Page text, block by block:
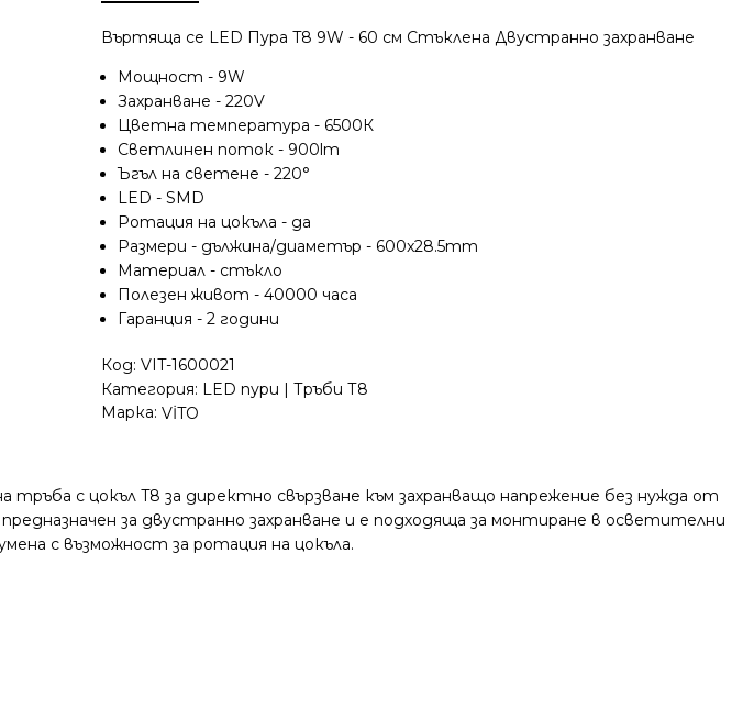
Въртяща се LED Пура T8 9W - 60 см Стъклена Двустранно захранване
Мощност - 9W
Захранване - 220V
Цветна температура - 6500К
Светлинен поток - 900lm
Ъгъл на светене - 220°
LED - SMD
Ротация на цокъла - да
Размери - дължина/диаметър - 600x28.5mm
Материал - стъкло
Полезен живот - 40000 часа
Гаранция - 2 години
Код: VIT-1600021
Категория: LED пури | Тръби Т8
Марка: VİTO
с цокъл T8 за директно свързване към захранващо напрежение без нужда от
за двустранно захранване и е подходяща за монтиране в осветителни
с възможност за ротация на цокъла.